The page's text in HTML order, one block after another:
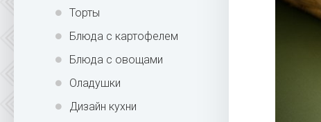
Торты
Блюда с картофелем
Блюда с овощами
Оладушки
Дизайн кухни